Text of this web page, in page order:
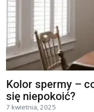
Kolor spermy –
się niepokoić?
7 kwietnia, 2025